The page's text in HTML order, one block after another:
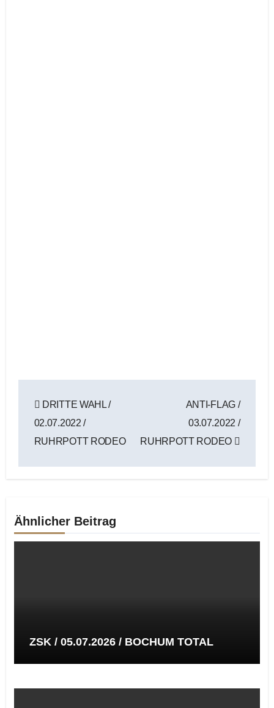
DRITTE WAHL /
02.07.2022 /
RUHRPOTT RODEO
ANTI-FLAG /
03.07.2022 /
RUHRPOTT RODEO
Ähnlicher Beitrag
ZSK / 05.07.2026 / BOCHUM TOTAL